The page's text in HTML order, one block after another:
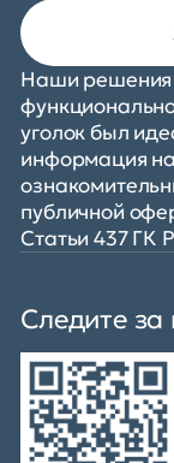
Наши решения
уголок был
информация
публичной
Статьи 437 ГК
Следите за